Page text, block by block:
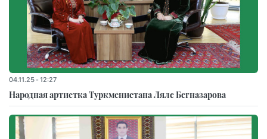
04.11.25 - 12:27
Народная артистка Туркменистана Ляле Бегназарова